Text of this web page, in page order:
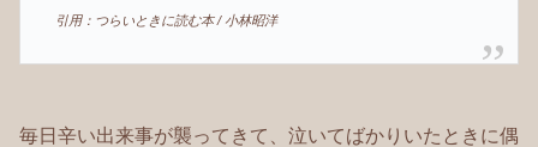
引用：つらいときに読む本 / 小林昭洋
毎日辛い出来事が襲ってきて、泣いてばかりいたときに偶